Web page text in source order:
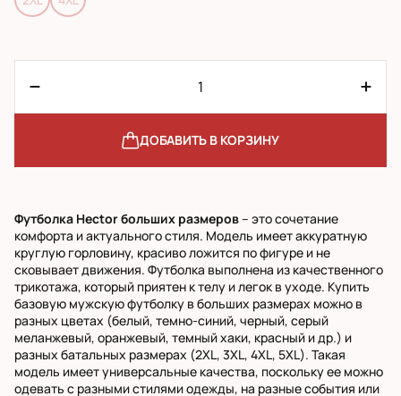
ДОБАВИТЬ В КОРЗИНУ
Футболка Hector больших размеров– это сочетание
комфорта и актуального стиля. Модель имеет аккуратную
круглую горловину, красиво ложится по фигуре и не
сковывает движения. Футболка выполнена из качественного
трикотажа, который приятен к телу и легок в уходе. Купить
базовую мужскую футболку в больших размерах можно в
разных цветах (белый, темно-синий, черный, серый
меланжевый, оранжевый, темный хаки, красный и др.) и
разных батальных размерах (2XL, 3XL, 4XL, 5XL). Такая
модель имеет универсальные качества, поскольку ее можно
одевать с разными стилями одежды, на разные события или